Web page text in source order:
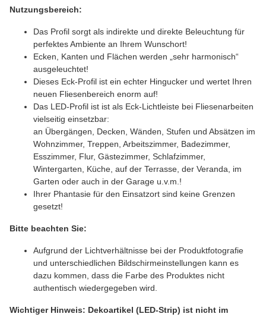
Nutzungsbereich:
Das Profil sorgt als indirekte und direkte Beleuchtung für
perfektes Ambiente an Ihrem Wunschort!
Ecken, Kanten und Flächen werden „sehr harmonisch“
ausgeleuchtet!
Dieses Eck-Profil ist ein echter Hingucker und wertet Ihren
neuen Fliesenbereich enorm auf!
Das LED-Profil ist ist als Eck-Lichtleiste bei Fliesenarbeiten
vielseitig einsetzbar:
an Übergängen, Decken, Wänden, Stufen und Absätzen im
Wohnzimmer, Treppen, Arbeitszimmer, Badezimmer,
Esszimmer, Flur, Gästezimmer, Schlafzimmer,
Wintergarten, Küche, auf der Terrasse, der Veranda, im
Garten oder auch in der Garage u.v.m.!
Ihrer Phantasie für den Einsatzort sind keine Grenzen
gesetzt!
Bitte beachten Sie:
Aufgrund der Lichtverhältnisse bei der Produktfotografie
und unterschiedlichen Bildschirmeinstellungen kann es
dazu kommen, dass die Farbe des Produktes nicht
authentisch wiedergegeben wird.
Wichtiger Hinweis: Dekoartikel (LED-Strip) ist nicht im